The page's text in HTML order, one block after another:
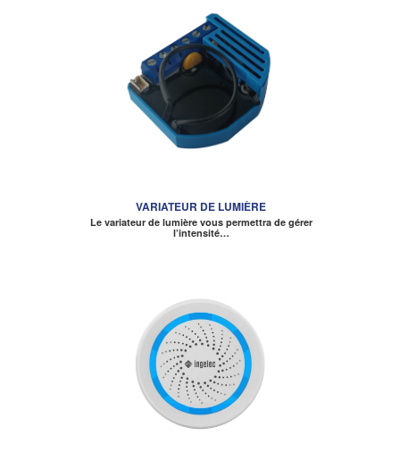
VARIATEUR DE LUMIÈRE
Le variateur de lumière vous permettra de gérer
l’intensité…